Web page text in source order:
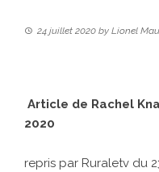
24 juillet 2020 by Lionel
Article de Rachel
2020
repris par Ruraletv du